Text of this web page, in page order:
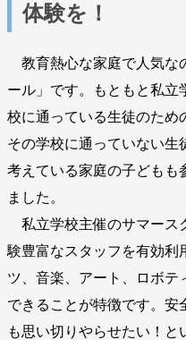
体験を！
教育熱心な家庭で人気な
ール」です。もともと私立
校に通っている生徒のため
その学校に通っていない生
考えている家庭の子どもも
ました。
私立学校主催のサマース
験豊富なスタッフを有効利
ツ、音楽、アート、ロボテ
できることが特徴です。安
も思い切りやらせたい！と